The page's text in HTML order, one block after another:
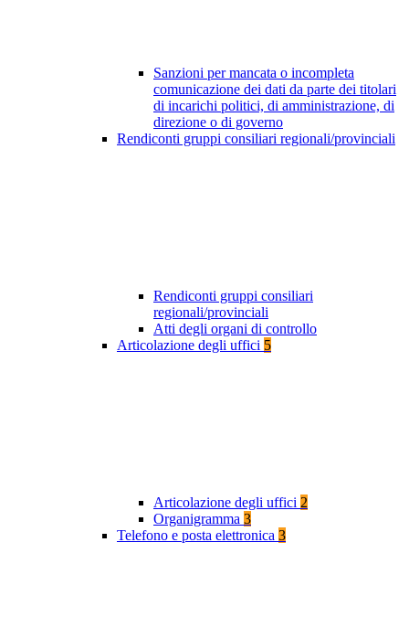
Sanzioni per mancata o incompleta
comunicazione dei dati da parte dei titolari
di incarichi politici, di amministrazione, di
direzione o di governo
Rendiconti gruppi consiliari regionali/provinciali
Rendiconti gruppi consiliari
regionali/provinciali
Atti degli organi di controllo
Articolazione degli uffici 5
Articolazione degli uffici 2
Organigramma 3
Telefono e posta elettronica 3